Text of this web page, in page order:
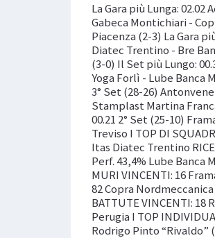
La Gara più Lunga: 02.02
Gabeca Montichiari -
Piacenza (2-3) La Gara
Diatec Trentino - Bre
(3-0) Il Set più Lungo:
Yoga Forlì - Lube Banca
3° Set (28-26)
Stamplast Martina
00.21 2° Set (25-10)
Treviso I TOP DI
Itas Diatec Trentino
Perf. 43,4% Lube Banca
MURI VINCENTI: 16
82 Copra
BATTUTE VINCENTI: 18
Perugia I TOP
Rodrigo Pinto “Rivaldo”